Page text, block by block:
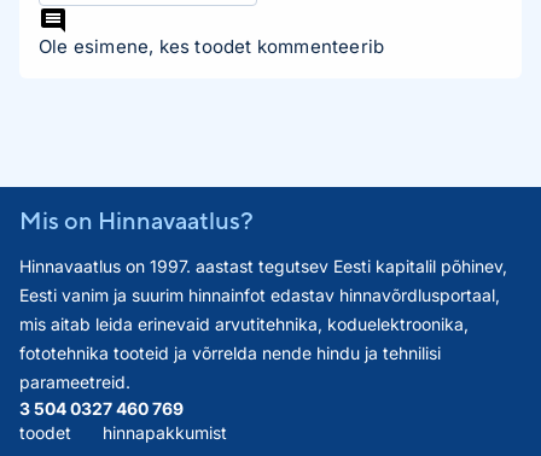
Ole esimene, kes toodet kommenteerib
Mis on Hinnavaatlus?
Hinnavaatlus on 1997. aastast tegutsev Eesti kapitalil põhinev,
Eesti vanim ja suurim hinnainfot edastav hinnavõrdlusportaal,
mis aitab leida erinevaid arvutitehnika, koduelektroonika,
fototehnika tooteid ja võrrelda nende hindu ja tehnilisi
parameetreid.
3 504 032
toodet
7 460 769
hinnapakkumist